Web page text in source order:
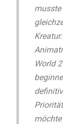
musste
World